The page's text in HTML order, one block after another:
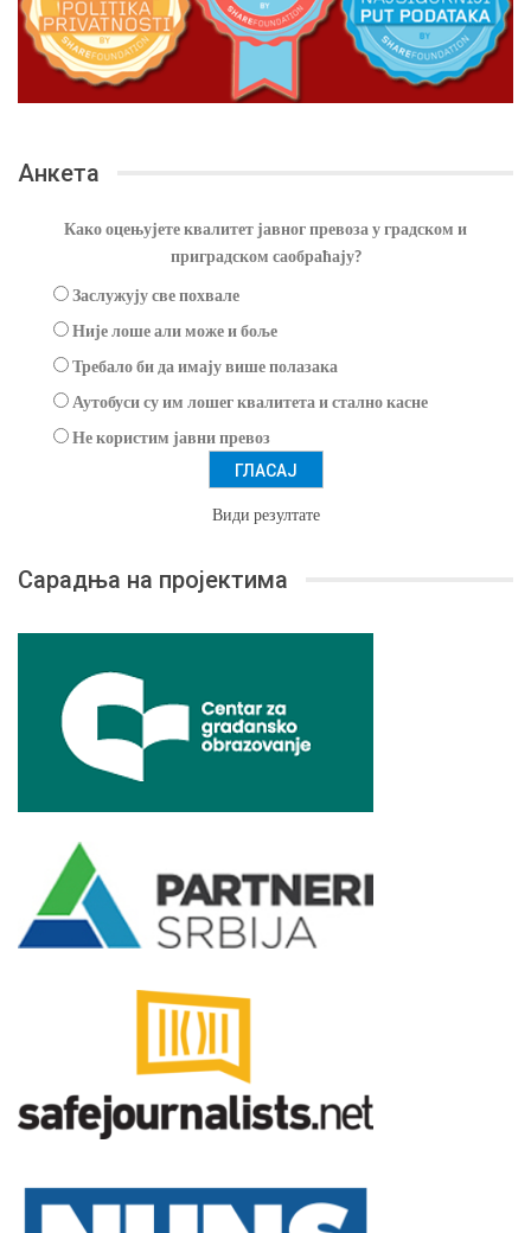
Анкета
Како оцењујете квалитет јавног превоза у градском и
приградском саобраћају?
Заслужују све похвале
Није лоше али може и боље
Требало би да имају више полазака
Аутобуси су им лошег квалитета и стално касне
Не користим јавни превоз
Види резултате
Сарадња на пројектима